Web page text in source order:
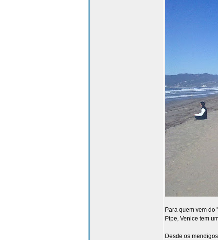
Para quem vem
Pipe, Venice tem
Desde os